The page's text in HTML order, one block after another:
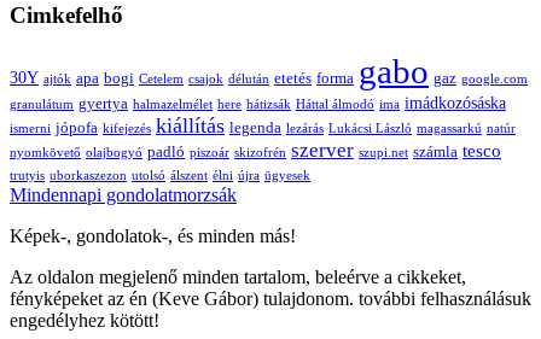
Cimkefelhő
30Y ajtók apa bogi Cetelem csajok délután etetés forma gabo gaz google.com
granulátum gyertya halmazelmélet here hátizsák Háttal álmodó ima imádkozósáska
ismerni jópofa kifejezés kiállítás legenda lezárás Lukácsi László magassarkú natúr
nyomkövető olajbogyó padló piszoár skizofrén szerver szupi.net számla tesco
trutyis uborkaszezon utolsó álszent élni újra ügyesek
Mindennapi gondolatmorzsák
Képek-, gondolatok-, és minden más!
Az oldalon megjelenő minden tartalom, beleérve a cikkeket,
fényképeket az én (Keve Gábor) tulajdonom. további felhasználásuk
engedélyhez kötött!